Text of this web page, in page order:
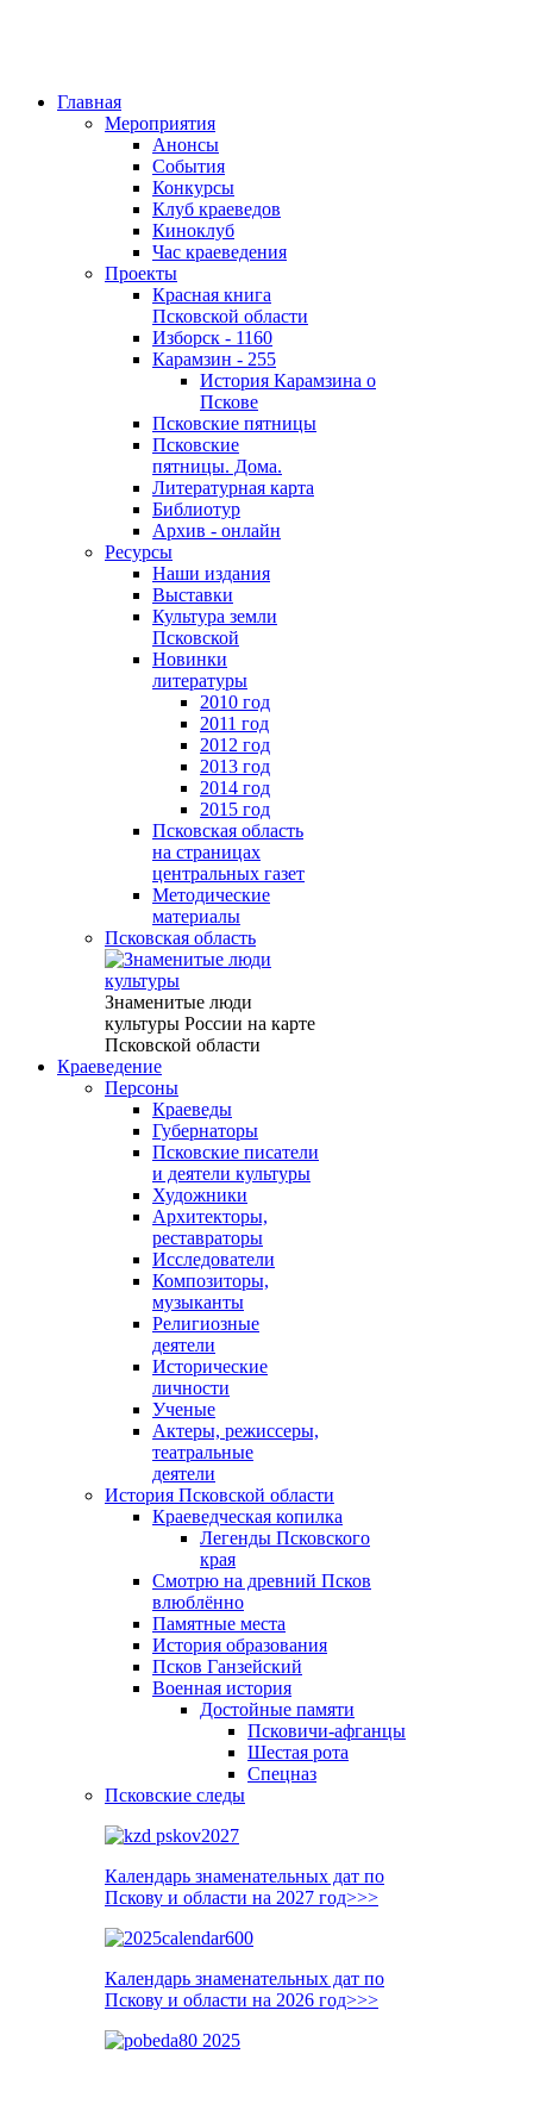
Главная
Мероприятия
Анонсы
События
Конкурсы
Клуб краеведов
Киноклуб
Час краеведения
Проекты
Красная книга
Псковской области
Изборск - 1160
Карамзин - 255
История Карамзина о
Пскове
Псковские пятницы
Псковские
пятницы. Дома.
Литературная карта
Библиотур
Архив - онлайн
Ресурсы
Наши издания
Выставки
Культура земли
Псковской
Новинки
литературы
2010 год
2011 год
2012 год
2013 год
2014 год
2015 год
Псковская область
на страницах
центральных газет
Методические
материалы
Псковская область
Знаменитые люди
культуры России на карте
Псковской области
Краеведение
Персоны
Краеведы
Губернаторы
Псковские писатели
и деятели культуры
Художники
Архитекторы,
реставраторы
Исследователи
Композиторы,
музыканты
Религиозные
деятели
Исторические
личности
Ученые
Актеры, режиссеры,
театральные
деятели
История Псковской области
Краеведческая копилка
Легенды Псковского
края
Смотрю на древний Псков
влюблённо
Памятные места
История образования
Псков Ганзейский
Военная история
Достойные памяти
Псковичи-афганцы
Шестая рота
Спецназ
Псковские следы
Календарь знаменательных дат по
Пскову и области на 2027 год>>>
Календарь знаменательных дат по
Пскову и области на 2026 год>>>